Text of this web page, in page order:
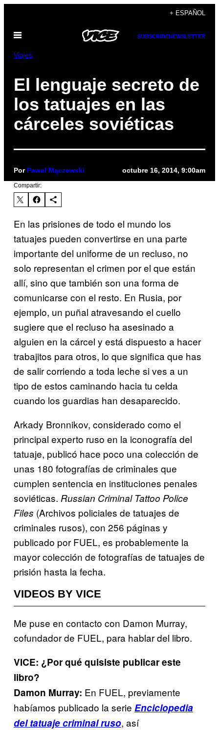
contenido
+ ESPAÑOL
Abrir
SUBSCRIBENEWSLETTER
Viajes
El lenguaje secreto de
los tatuajes en las
cárceles soviéticas
Por Paweł Mączewski octubre 16, 2014, 9:00am
Compartir:
En las prisiones de todo el mundo los
tatuajes pueden convertirse en una parte
importante del uniforme de un recluso, no
solo representan el crimen por el que están
allí, sino que también son una forma de
comunicarse con el resto. En Rusia, por
ejemplo, un puñal atravesando el cuello
sugiere que el recluso ha asesinado a
alguien en la cárcel y está dispuesto a hacer
trabajitos para otros, lo que significa que has
de salir corriendo a toda leche si ves a un
tipo de estos caminando hacia tu celda
cuando los guardias han desaparecido.
Arkady Bronnikov, considerado como el
principal experto ruso en la iconografía del
tatuaje, publicó hace poco una colección de
unas 180 fotografías de criminales que
cumplen sentencia en instituciones penales
soviéticas. Russian Criminal Tattoo Police
Files (Archivos policiales de tatuajes de
criminales rusos), con 256 páginas y
publicado por FUEL, es probablemente la
mayor colección de fotografías de tatuajes de
prisión hasta la fecha.
VIDEOS BY VICE
Me puse en contacto con Damon Murray,
cofundador de FUEL, para hablar del libro.
VICE: ¿Por qué quisiste publicar este
libro?
Damon Murray: En FUEL, previamente
habíamos publicado la serie Enciclopedia
del tatuaje criminal ruso, así